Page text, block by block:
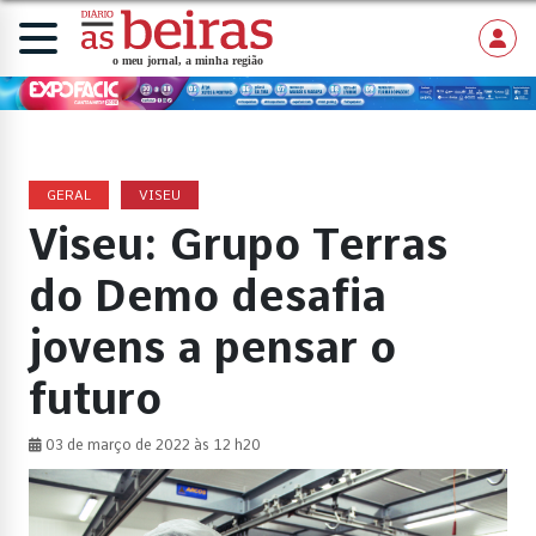
GERAL VISEU
Viseu: Grupo Terras
do Demo desafia
jovens a pensar o
futuro
03 de março de 2022 às 12 h20